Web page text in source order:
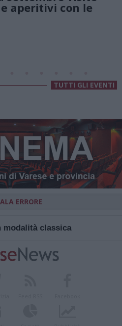
con le serate
TUTTI GLI EVENTI
ERRORE
modalità classica